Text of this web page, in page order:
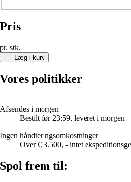
Pris
pr. stk.
Læg i kurv
Vores politikker
Afsendes i morgen
Bestilt før 23:59, leveret i morgen
Ingen håndteringsomkostninger
Over € 3.500, - intet
Spol frem til: